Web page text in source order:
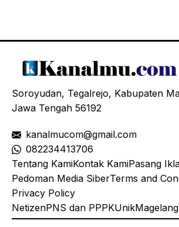
Soroyudan, Tegalrejo, Kabupaten
Jawa Tengah 56192
kanalmucom@gmail.com
082234413706
Tentang KamiKontak KamiPasang
Pedoman Media SiberTerms and
Privacy Policy
NetizenPNS dan PPPKUnikMagelang